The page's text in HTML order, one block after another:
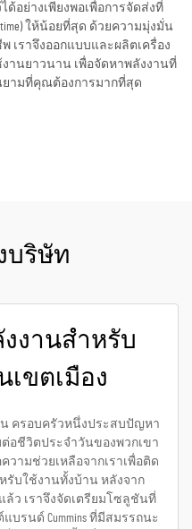
อย่างเพียงพอเพื่อการจัดส่งที่
ให้น้อยที่สุด ด้วยความมุ่งมั่น
เราจึงออกแบบและผลิตเครื่อง
านยาวนาน เพื่อจัดหาพลังงานที่
ามที่คุณต้องการมากที่สุด
บริษัท
งานสำหรับ
ขตเมือง
ครอบครัวหนึ่งประสบปัญหา
อชีวิตประจำวันของพวกเขา
วามช่วยเหลือจากเราเพื่อติด
รับใช้งานทั้งบ้าน หลังจาก
ว เราจึงจัดเตรียมโซลูชันที่
บรนด์ Cummins ที่มีสมรรถนะ